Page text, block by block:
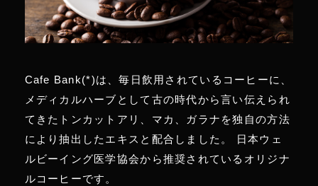
Cafe Bank(*)は、毎日飲用されているコーヒーに、
メディカルハーブとして古の時代から言い伝えられ
てきたトンカットアリ、マカ、ガラナを独自の方法
により抽出したエキスと配合しました。 日本ウェ
ルビーイング医学協会から推奨されているオリジナ
ルコーヒーです。